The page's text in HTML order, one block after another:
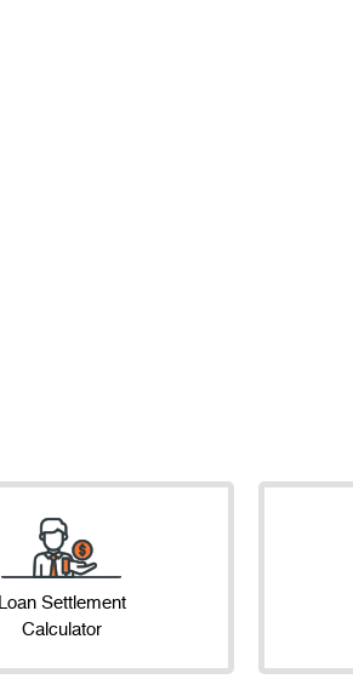
Loan Settlement
Calculator